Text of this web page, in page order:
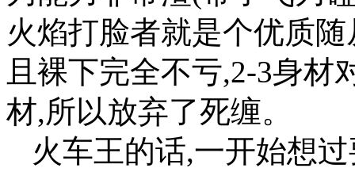
火焰打脸者就是个优质
且裸下完全不亏,2-3身材
材,所以放弃了死缠。
火车王的话,一开始想